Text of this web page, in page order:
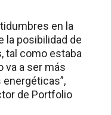
en la
la posibilidad de
tal como estaba
va a ser más
de Portfolio